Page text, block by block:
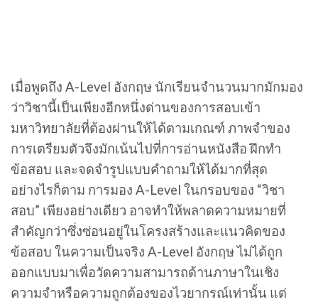
เมื่อพูดถึง A-Level อังกฤษ นักเรียนจำนวนมากมักมอง
ว่าวิชานี้เป็นเพียงอีกหนึ่งด่านของการสอบเข้า
มหาวิทยาลัยที่ต้องผ่านให้ได้ตามเกณฑ์ ภาพจำของ
การเตรียมตัวจึงมักเน้นไปที่การอ่านหนังสือ ฝึกทำ
ข้อสอบ และจดจำรูปแบบคำถามให้ได้มากที่สุด
อย่างไรก็ตาม การมอง A-Level ในกรอบของ “วิชา
สอบ” เพียงอย่างเดียว อาจทำให้พลาดความหมายที่
สำคัญกว่าซึ่งซ่อนอยู่ในโครงสร้างและแนวคิดของ
ข้อสอบ ในความเป็นจริง A-Level อังกฤษ ไม่ได้ถูก
ออกแบบมาเพื่อวัดความสามารถด้านภาษาในเชิง
ความจำหรือความถูกต้องของไวยากรณ์เท่านั้น แต่